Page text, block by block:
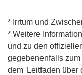
* Irrtum und
* Weitere
und zu den
gegebenenfalls
dem 'Leitfaden über